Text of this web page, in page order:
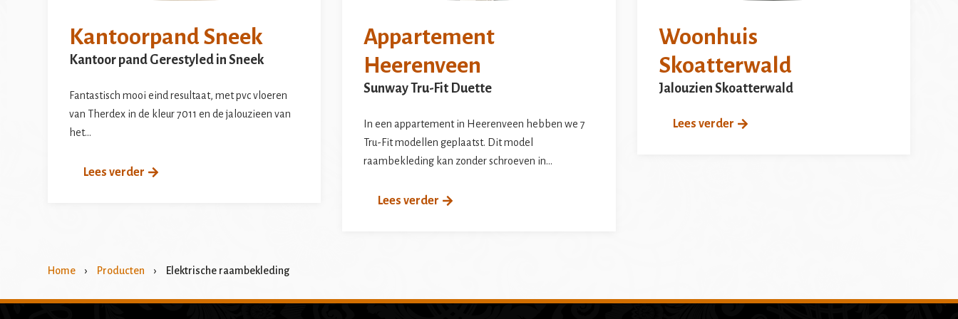
Kantoorpand Sneek
Kantoor pand Gerestyled in Sneek
Fantastisch mooi eind resultaat, met pvc vloeren
van Therdex in de kleur 7011 en de jalouzieen van
het…
Lees verder
Appartement
Heerenveen
Sunway Tru-Fit Duette
In een appartement in Heerenveen hebben we 7
Tru-Fit modellen geplaatst. Dit model
raambekleding kan zonder schroeven in…
Lees verder
Woonhuis
Skoatterwald
Jalouzien Skoatterwald
Lees verder
Home › Producten › Elektrische raambekleding